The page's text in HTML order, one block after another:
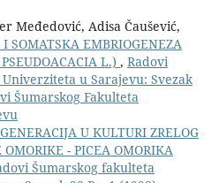
Međedović, Adisa Čaušević,
I SOMATSKA EMBRIOGENEZA
L.) , Radovi
u Sarajevu: Svezak
Šumarskog Fakulteta
U KULTURI ZRELOG
OMORIKE - PICEA OMORIKA
Šumarskog fakulteta